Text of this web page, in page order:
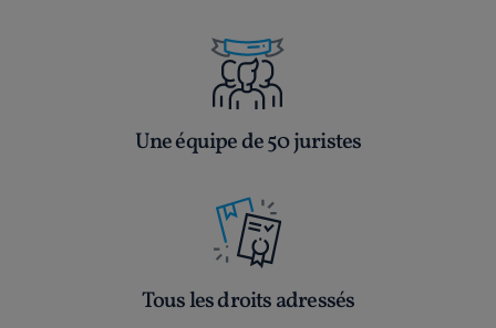
Une équipe de 50 juristes
Tous les droits adressés